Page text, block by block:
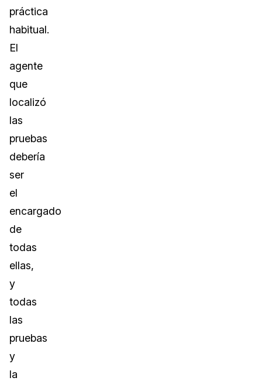
práctica
habitual.
El
agente
que
localizó
las
pruebas
debería
ser
el
encargado
de
todas
ellas,
y
todas
las
pruebas
y
la